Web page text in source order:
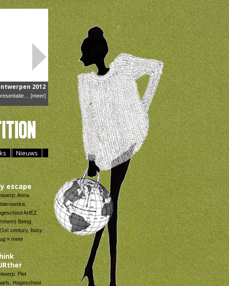
2012
[meer]
Nieuws
escape
Anna
ArtEZ
Being
century, busy
» meer
Piet
Hogeschool